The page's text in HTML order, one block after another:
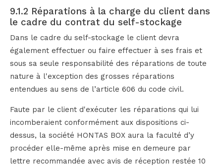
9.1.2 Réparations à la charge du client dans
le cadre du contrat du self-stockage
Dans le cadre du self-stockage le client devra
également effectuer ou faire effectuer à ses frais et
sous sa seule responsabilité des réparations de toute
nature à l'exception des grosses réparations
entendues au sens de l’article 606 du code civil.
Faute par le client d'exécuter les réparations qui lui
incomberaient conformément aux dispositions ci-
dessus, la société HONTAS BOX aura la faculté d’y
procéder elle-même après mise en demeure par
lettre recommandée avec avis de réception restée 10